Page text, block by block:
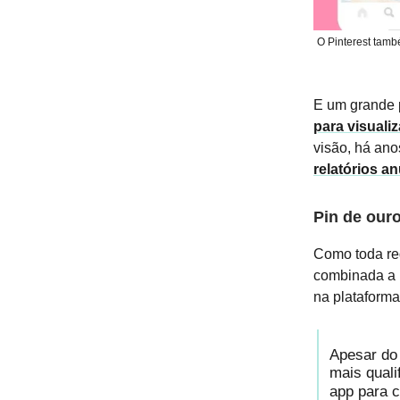
O Pinterest
E um
para
visão, há
relatórios
Pin de
Como toda
combinada a
na
Apesar
mais
app para